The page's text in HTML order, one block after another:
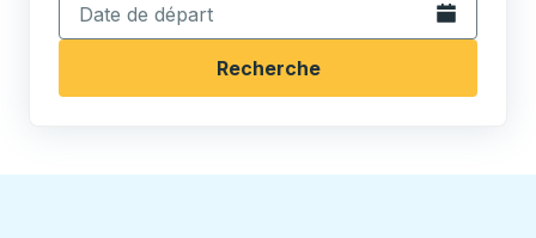
Ouvrez le
Recherche